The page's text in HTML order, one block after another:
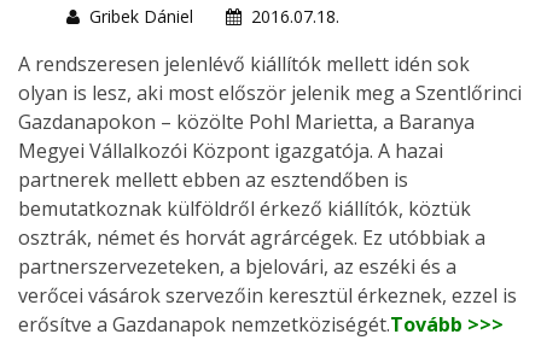
Gribek Dániel
2016.07.18.
A rendszeresen jelenlévő kiállítók mellett idén sok
olyan is lesz, aki most először jelenik meg a Szentlőrinci
Gazdanapokon – közölte Pohl Marietta, a Baranya
Megyei Vállalkozói Központ igazgatója. A hazai
partnerek mellett ebben az esztendőben is
bemutatkoznak külföldről érkező kiállítók, köztük
osztrák, német és horvát agrárcégek. Ez utóbbiak a
partnerszervezeteken, a bjelovári, az eszéki és a
verőcei vásárok szervezőin keresztül érkeznek, ezzel is
erősítve a Gazdanapok nemzetköziségét.Tovább >>>